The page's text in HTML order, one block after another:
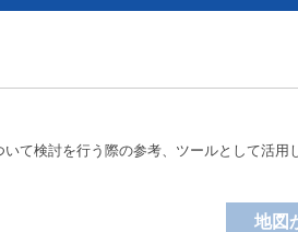
て検討を行う際の参考、ツールとして活用
地図